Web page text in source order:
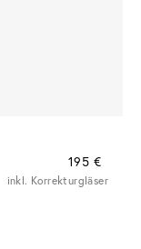
195 €
inkl. Korrekturgläser